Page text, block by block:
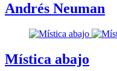
Andrés Neuman
Mística abajo